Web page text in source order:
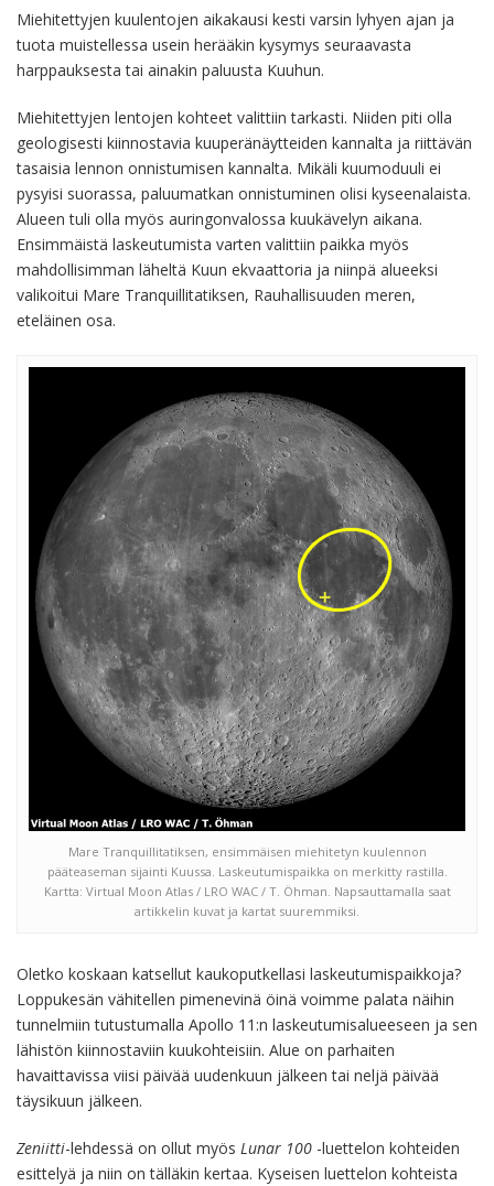
Miehitettyjen kuulentojen aikakausi kesti varsin lyhyen ajan ja
tuota muistellessa usein herääkin kysymys seuraavasta
harppauksesta tai ainakin paluusta Kuuhun.
Miehitettyjen lentojen kohteet valittiin tarkasti. Niiden piti olla
geologisesti kiinnostavia kuuperänäytteiden kannalta ja riittävän
tasaisia lennon onnistumisen kannalta. Mikäli kuumoduuli ei
pysyisi suorassa, paluumatkan onnistuminen olisi kyseenalaista.
Alueen tuli olla myös auringonvalossa kuukävelyn aikana.
Ensimmäistä laskeutumista varten valittiin paikka myös
mahdollisimman läheltä Kuun ekvaattoria ja niinpä alueeksi
valikoitui Mare Tranquillitatiksen, Rauhallisuuden meren,
eteläinen osa.
Mare Tranquillitatiksen, ensimmäisen miehitetyn kuulennon
pääteaseman sijainti Kuussa. Laskeutumispaikka on merkitty rastilla.
Kartta: Virtual Moon Atlas / LRO WAC / T. Öhman. Napsauttamalla saat
artikkelin kuvat ja kartat suuremmiksi.
Oletko koskaan katsellut kaukoputkellasi laskeutumispaikkoja?
Loppukesän vähitellen pimenevinä öinä voimme palata näihin
tunnelmiin tutustumalla Apollo 11:n laskeutumisalueeseen ja sen
lähistön kiinnostaviin kuukohteisiin. Alue on parhaiten
havaittavissa viisi päivää uudenkuun jälkeen tai neljä päivää
täysikuun jälkeen.
Zeniitti-lehdessä on ollut myös Lunar 100 -luettelon kohteiden
esittelyä ja niin on tälläkin kertaa. Kyseisen luettelon kohteista